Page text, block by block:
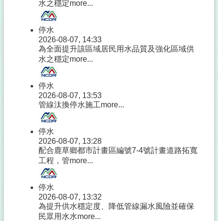
水之穩定more...
停水
2026-08-07, 14:33
為全面提升該區域居民用水品質及強化區域供
水之穩定more...
停水
2026-08-07, 13:53
管線汰換停水施工more...
停水
2026-08-07, 13:28
配合鹿草鄉都市計畫區編號7-4號計畫道路拓寬
工程，管more...
停水
2026-08-07, 13:32
為提升供水穩定度、降低管線漏水風險並確保
民眾用水水more...